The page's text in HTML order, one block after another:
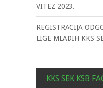
VITEZ 2023.
REGISTRACIJA
LIGE MLADIH KKS
KKS SBK KSB